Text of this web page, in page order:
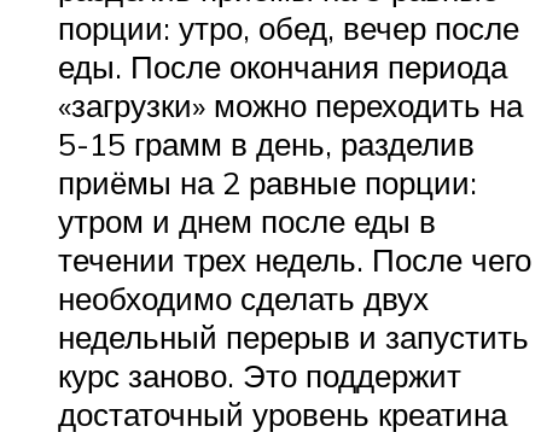
порции: утро, обед, вечер после
еды. После окончания периода
«загрузки» можно переходить на
5-15 грамм в день, разделив
приёмы на 2 равные порции:
утром и днем после еды в
течении трех недель. После чего
необходимо сделать двух
недельный перерыв и запустить
курс заново. Это поддержит
достаточный уровень креатина